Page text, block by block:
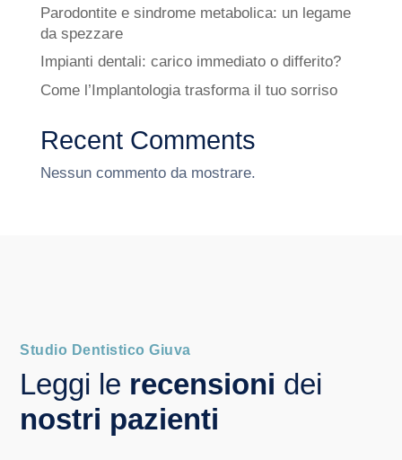
Parodontite e sindrome metabolica: un legame
da spezzare
Impianti dentali: carico immediato o differito?
Come l’Implantologia trasforma il tuo sorriso
Recent Comments
Nessun commento da mostrare.
Studio Dentistico Giuva
Leggi le recensioni dei
nostri pazienti